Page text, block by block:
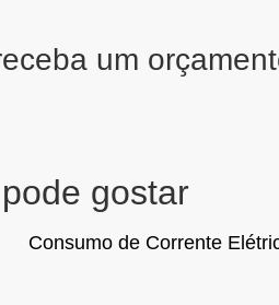
um
gostar
Consumo de Corrente